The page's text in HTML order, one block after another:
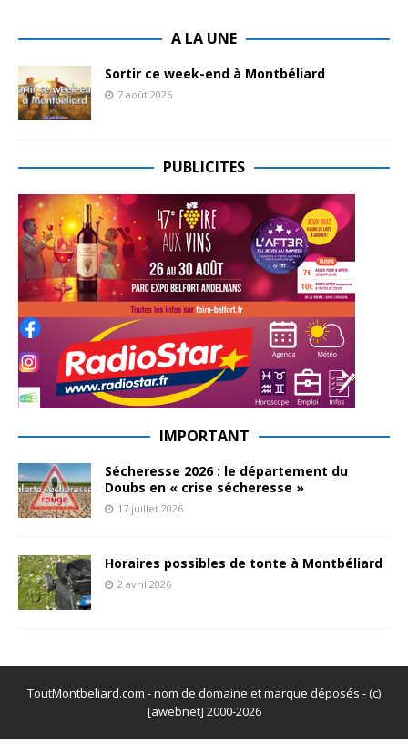
A LA UNE
Sortir ce week-end à Montbéliard
7 août 2026
PUBLICITES
IMPORTANT
Sécheresse 2026 : le département du
Doubs en « crise sécheresse »
17 juillet 2026
Horaires possibles de tonte à Montbéliard
2 avril 2026
ToutMontbeliard.com - nom de domaine et marque déposés - (c)
[awebnet] 2000-2026